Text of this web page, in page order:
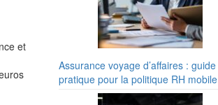
et
Assurance voyage d’affaires : guide
pratique pour la politique RH mobile